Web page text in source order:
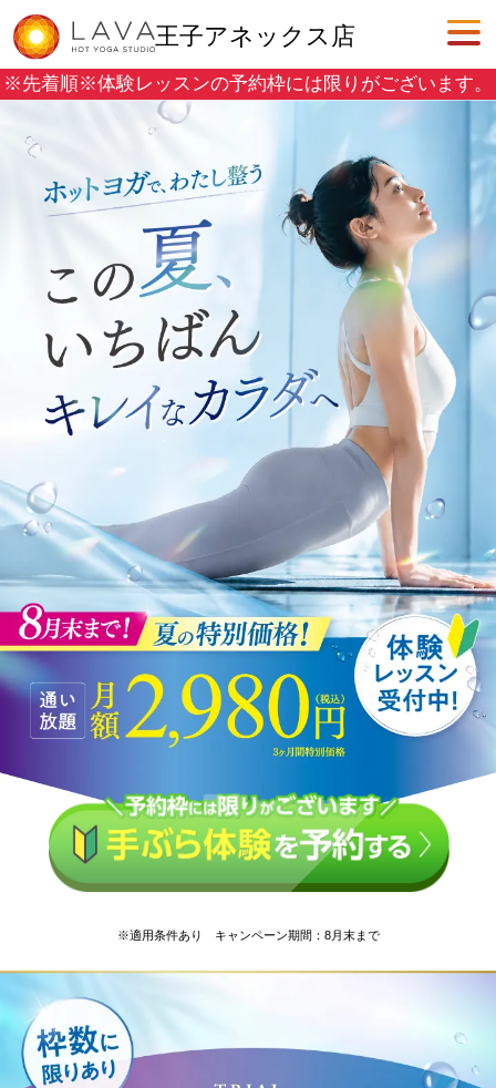
王子アネックス店
※先着順※体験レッスンの予約枠には限りがございます。
※適用条件あり キャンペーン期間：8月末まで